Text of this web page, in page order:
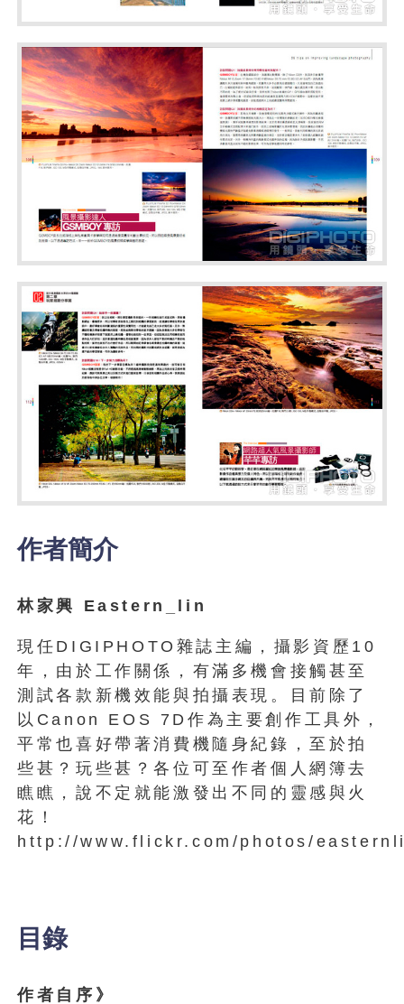
作者簡介
林家興 Eastern_lin
現任DIGIPHOTO雜誌主編，攝影資歷10
年，由於工作關係，有滿多機會接觸甚至
測試各款新機效能與拍攝表現。目前除了
以Canon EOS 7D作為主要創作工具外，
平常也喜好帶著消費機隨身紀錄，至於拍
些甚？玩些甚？各位可至作者個人網簿去
瞧瞧，說不定就能激發出不同的靈感與火
花！
http://www.flickr.com/photos/
目錄
作者自序》